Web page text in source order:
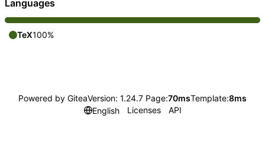
Languages
TeX100%
Powered by GiteaVersion: 1.24.7 Page:70msTemplate:8ms
English
Licenses API